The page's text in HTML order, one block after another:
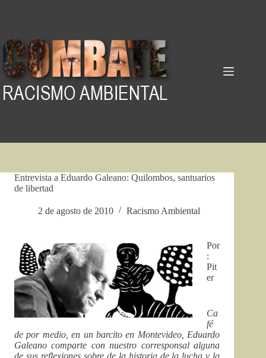
Entrevista a Eduardo Galeano: Quilombos, santuarios
de libertad
2 de agosto de 2010 Racismo Ambiental
Por
:
Pit
er
Ca
fé
de por medio, en un barcito en Montevideo, Eduardo
Galeano comparte con nuestro corresponsal alguna
de sus reflexiones sobre de la historia de la lucha y la